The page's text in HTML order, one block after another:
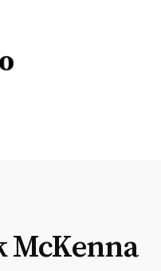
McKenna